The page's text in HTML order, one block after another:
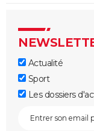
Actualité
Sport
Les dossiers